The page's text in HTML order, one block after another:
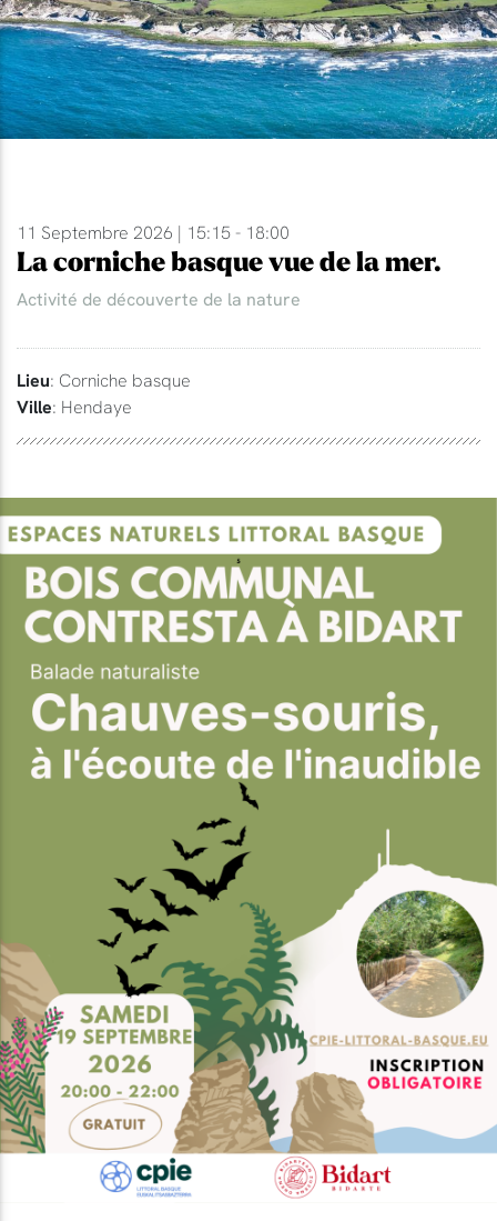
11 Septembre 2026 | 15:15 - 18:00
La corniche basque vue de la mer.
Activité de découverte de la nature
Lieu: Corniche basque
Ville: Hendaye